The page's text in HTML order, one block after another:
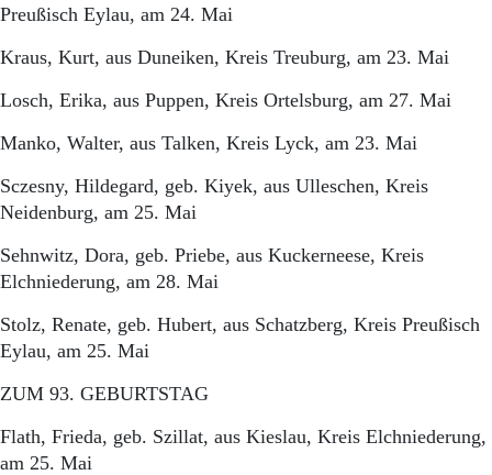
Preußisch Eylau, am 24. Mai
Kraus, Kurt, aus Duneiken, Kreis Treuburg, am 23. Mai
Losch, Erika, aus Puppen, Kreis Ortelsburg, am 27. Mai
Manko, Walter, aus Talken, Kreis Lyck, am 23. Mai
Sczesny, Hildegard, geb. Kiyek, aus Ulleschen, Kreis
Neidenburg, am 25. Mai
Sehnwitz, Dora, geb. Priebe, aus Kuckerneese, Kreis
Elchniederung, am 28. Mai
Stolz, Renate, geb. Hubert, aus Schatzberg, Kreis Preußisch
Eylau, am 25. Mai
ZUM 93. GEBURTSTAG
Flath, Frieda, geb. Szillat, aus Kieslau, Kreis Elchniederung,
am 25. Mai